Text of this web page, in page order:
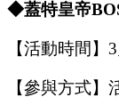
◆蓋特皇帝B
【活動時間】 3
【參與方式】